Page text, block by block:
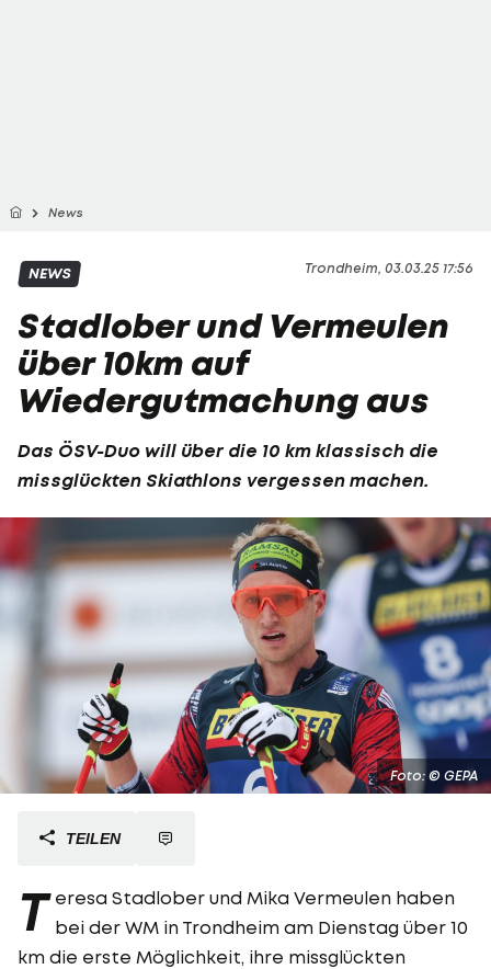
News
Trondheim, 03.03.25 17:56
NEWS
Stadlober und Vermeulen
über 10km auf
Wiedergutmachung aus
Das ÖSV-Duo will über die 10 km klassisch die
missglückten Skiathlons vergessen machen.
Foto: © GEPA
TEILEN
T eresa Stadlober und Mika Vermeulen haben
bei der WM in Trondheim am Dienstag über 10
km die erste Möglichkeit, ihre missglückten